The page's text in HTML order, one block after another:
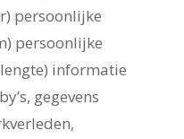
persoonlijke
persoonlijke
informatie
gegevens